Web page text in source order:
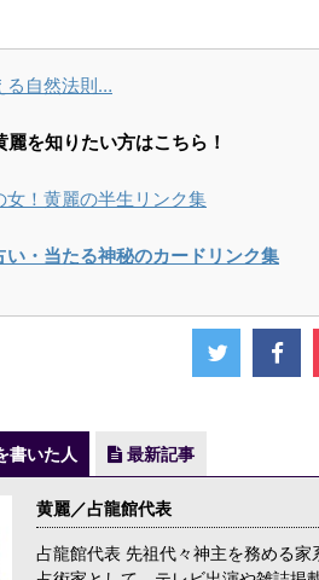
る自然法則…
を知りたい方はこちら！
女！黄麗の半生リンク集
い・当たる神秘のカードリンク集
書いた人 最新記事
黄麗／占龍館代表
占龍館代表 先祖代々神主を務める家